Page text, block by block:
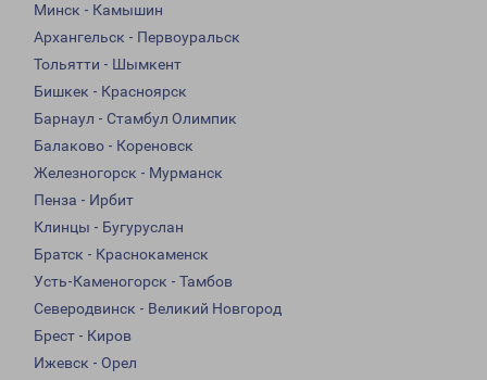
Минск - Камышин
Архангельск - Первоуральск
Тольятти - Шымкент
Бишкек - Красноярск
Барнаул - Стамбул Олимпик
Балаково - Кореновск
Железногорск - Мурманск
Пенза - Ирбит
Клинцы - Бугуруслан
Братск - Краснокаменск
Усть-Каменогорск - Тамбов
Северодвинск - Великий Новгород
Брест - Киров
Ижевск - Орел